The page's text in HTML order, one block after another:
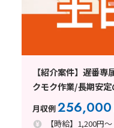
【紹介案件】遅番
クモク作業/長期安定
月収例256,000
【時給】1,200円～